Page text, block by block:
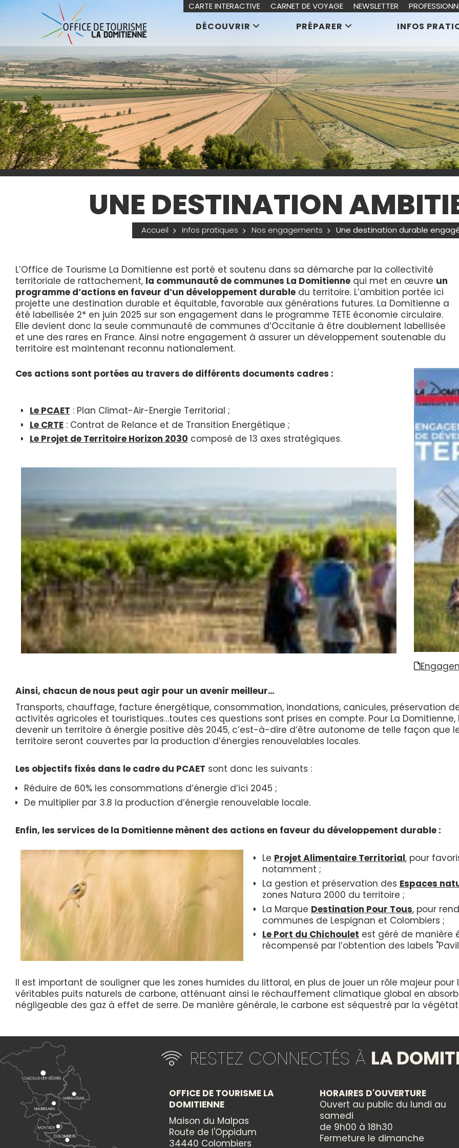
UNE DESTINATION
Accueil Infos pratiques Nos engagements Une destination durable
L’Office de Tourisme La Domitienne est porté et soutenu dans sa démarche par la collectivité
territoriale de rattachement, la communauté de communes La Domitiennequi met en œuvre un
programme d’actions en faveur d’un développement durabledu territoire. L’ambition portée ici
projette une destination durable et équitable, favorable aux générations futures. La Domitienne a
été labellisée 2* en juin 2025 sur son engagement dans le programme TETE économie circulaire.
Elle devient donc la seule communauté de communes d’Occitanie à être doublement labellisée
et une des rares en France. Ainsi notre engagement à assurer un développement soutenable du
territoire est maintenant reconnu nationalement.
Ces actions sont portées au travers de différents documents cadres :
Le PCAET : Plan Climat-Air-Energie Territorial ;
Le CRTE: Contrat de Relance et de Transition Energétique ;
Le Projet de Territoire Horizon 2030 composé de 13 axes stratégiques.
Ainsi, chacun de nous peut agir pour un avenir meilleur…
Transports, chauffage, facture énergétique, consommation, inondations, canicules, préservation
activités agricoles et touristiques…toutes ces questions sont prises en compte. Pour La Domitienne,
devenir un territoire à énergie positive dès 2045, c’est-à-dire d’être autonome de telle façon que
territoire seront couvertes par la production d’énergies renouvelables locales.
Les objectifs fixés dans le cadre du PCAET sont donc les suivants :
Réduire de 60% les consommations d’énergie d’ici 2045 ;
De multiplier par 3.8 la production d’énergie renouvelable locale.
Enfin, les services de la Domitienne mènent des actions en faveur du développement durable :
Le Projet Alimentaire Territorial, pour
notamment ;
La gestion et préservation des Espaces
zones Natura 2000 du territoire ;
La Marque Destination Pour Tous, pour
communes de Lespignan et Colombiers ;
Le Port du Chichoulet est géré de manière
récompensé par l’obtention des labels
Il est important de souligner que les zones humides du littoral, en plus de jouer un rôle majeur pour
véritables puits naturels de carbone, atténuant ainsi le réchauffement climatique global en
négligeable des gaz à effet de serre. De manière générale, le carbone est séquestré par la
DÉCOUVRIR PRÉPARER INFOS
CARTE INTERACTIVE CARNET DE VOYAGE NEWSLETTER
RESTEZ CONNECTÉS À LA
OFFICE DE TOURISME LA
DOMITIENNE
Maison du Malpas
Route de l'Oppidum
34440 Colombiers
HORAIRES D'OUVERTURE
Ouvert au public du lundi au
samedi
de 9h00 à 18h30
Fermeture le dimanche